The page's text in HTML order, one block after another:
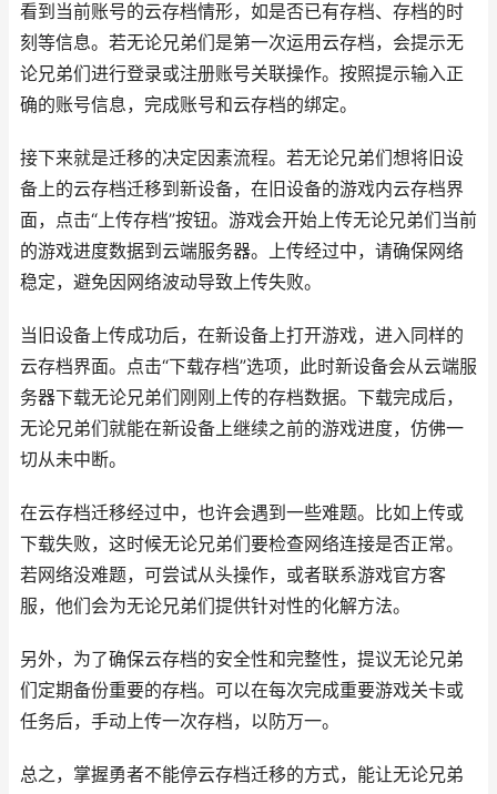
看到当前账号的云存档情形，如是否已有存档、存档的时
刻等信息。若无论兄弟们是第一次运用云存档，会提示无
论兄弟们进行登录或注册账号关联操作。按照提示输入正
确的账号信息，完成账号和云存档的绑定。
接下来就是迁移的决定因素流程。若无论兄弟们想将旧设
备上的云存档迁移到新设备，在旧设备的游戏内云存档界
面，点击“上传存档”按钮。游戏会开始上传无论兄弟们当前
的游戏进度数据到云端服务器。上传经过中，请确保网络
稳定，避免因网络波动导致上传失败。
当旧设备上传成功后，在新设备上打开游戏，进入同样的
云存档界面。点击“下载存档”选项，此时新设备会从云端服
务器下载无论兄弟们刚刚上传的存档数据。下载完成后，
无论兄弟们就能在新设备上继续之前的游戏进度，仿佛一
切从未中断。
在云存档迁移经过中，也许会遇到一些难题。比如上传或
下载失败，这时候无论兄弟们要检查网络连接是否正常。
若网络没难题，可尝试从头操作，或者联系游戏官方客
服，他们会为无论兄弟们提供针对性的化解方法。
另外，为了确保云存档的安全性和完整性，提议无论兄弟
们定期备份重要的存档。可以在每次完成重要游戏关卡或
任务后，手动上传一次存档，以防万一。
总之，掌握勇者不能停云存档迁移的方式，能让无论兄弟